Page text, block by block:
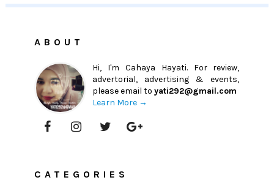
ABOUT
Hi, I'm Cahaya Hayati. For review,
advertorial, advertising & events,
please email toyati292@gmail.com
Learn More →
CATEGORIES